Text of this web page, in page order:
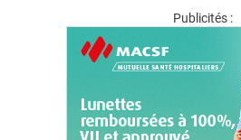
Publicités :